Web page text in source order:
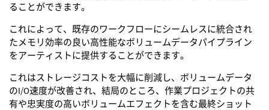
ることができます。
これによって、既存のワークフローにシームレスに統合され
たメモリ効率の良い高性能なボリュームデータパイプライン
をアーティストに提供することができます。
これはストレージコストを大幅に削減し、ボリュームデータ
のI/O速度が改善され、結局のところ、作業プロジェクトの共
有や忠実度の高いボリュームエフェクトを含む最終ショット